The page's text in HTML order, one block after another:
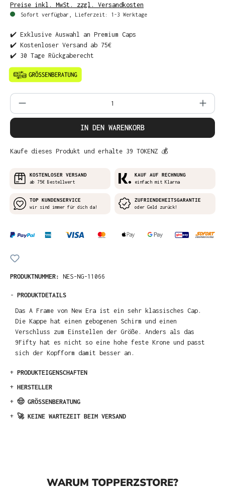
Preise inkl. MwSt. zzgl. Versandkosten
Sofort verfügbar, Lieferzeit: 1-3 Werktage
✔️ Exklusive Auswahl an Premium Caps
✔️ Kostenloser Versand ab 75€
✔️ 30 Tage Rückgaberecht
Produkt Anzahl: Gib den gewünschten
IN DEN WARENKORB
Kaufe dieses Produkt und erhalte 39 TOKENZ 💰
KOSTENLOSER VERSAND
ab 75€ Bestellwert
KAUF AUF RECHNUNG
einfach mit Klarna
TOP KUNDENSERVICE
wir sind immer für dich da!
ZUFRIENDEHEITSGARANTIE
oder Geld zurück!
PRODUKTNUMMER: NES-NG-11066
- PRODUKTDETAILS
Das A Frame von New Era ist ein sehr klassisches Cap.
Die Kappe hat einen gebogenen Schirm und einen
Verschluss zum Einstellen der Größe. Anders als das
9Fifty hat es nicht so eine hohe feste Krone und passt
sich der Kopfform damit besser an.
+ PRODUKTEIGENSCHAFTEN
+ HERSTELLER
+ 🤠 GRÖSSENBERATUNG
+ 🚀 KEINE WARTEZEIT BEIM VERSAND
WARUM TOPPERZSTORE?